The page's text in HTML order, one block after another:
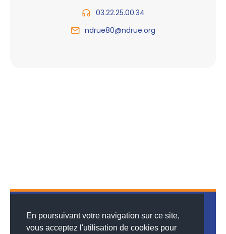
En poursuivant votre navigation sur ce site,
vous acceptez l'utilisation de cookies pour
03.22.25.00.34
ndrue80@ndrue.org